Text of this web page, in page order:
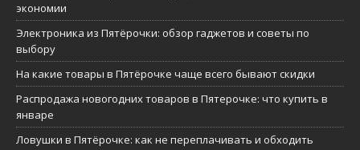
экономии
Электроника из Пятёрочки: обзор гаджетов и советы по
выбору
На какие товары в Пятёрочке чаще всего бывают скидки
Распродажа новогодних товаров в Пятерочке: что купить в
январе
Ловушки в Пятёрочке: как не переплачивать и обходить